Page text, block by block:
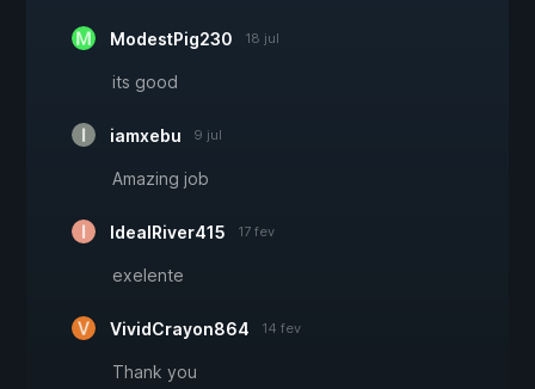
ModestPig230 18 jul
its good
iamxebu 9 jul
Amazing job
IdealRiver415 17 fev
exelente
VividCrayon864 14 fev
Thank you